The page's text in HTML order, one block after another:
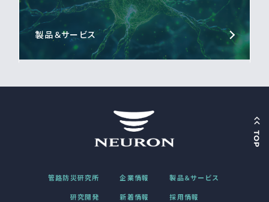
製品＆サービス
管路防災研究所 企業情報 製品＆サービス
研究開発 新着情報 採用情報